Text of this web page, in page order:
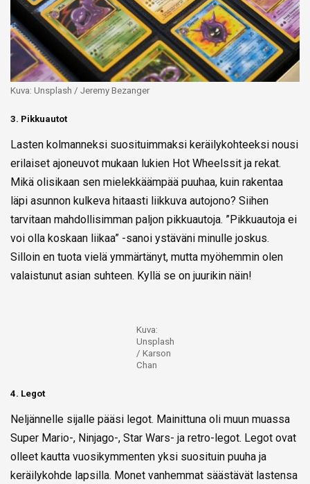
Kuva: Unsplash / Jeremy Bezanger
3. Pikkuautot
Lasten kolmanneksi suosituimmaksi keräilykohteeksi nousi
erilaiset ajoneuvot mukaan lukien Hot Wheelssit ja rekat.
Mikä olisikaan sen mielekkäämpää puuhaa, kuin rakentaa
läpi asunnon kulkeva hitaasti liikkuva autojono? Siihen
tarvitaan mahdollisimman paljon pikkuautoja. ”Pikkuautoja ei
voi olla koskaan liikaa” -sanoi ystäväni minulle joskus.
Silloin en tuota vielä ymmärtänyt, mutta myöhemmin olen
valaistunut asian suhteen. Kyllä se on juurikin näin!
Kuva:
Unsplash
/ Karson
Chan
4. Legot
Neljännelle sijalle pääsi legot. Mainittuna oli muun muassa
Super Mario-, Ninjago-, Star Wars- ja retro-legot. Legot ovat
olleet kautta vuosikymmenten yksi suosituin puuha ja
keräilykohde lapsilla. Monet vanhemmat säästävät lastensa